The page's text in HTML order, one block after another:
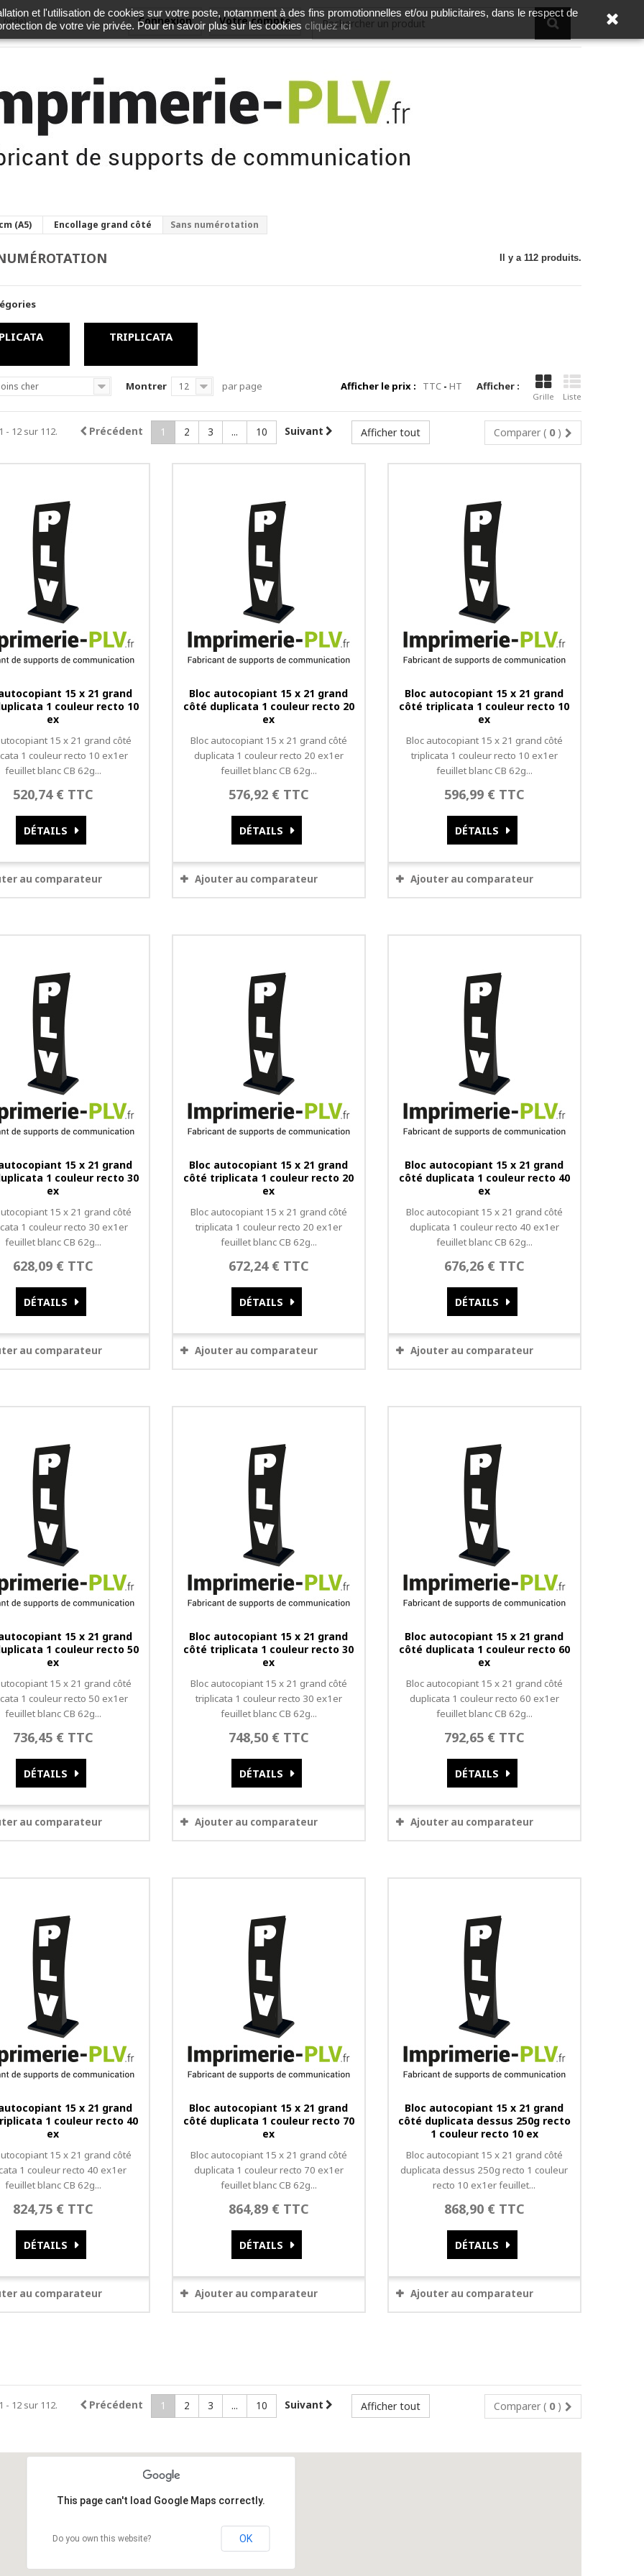
Votre compte
Connexion
(vide)
(A5) Encollage grand côté Sans numérotation
Il y a 112 produits.
TRIPLICATA
Afficher :
Grille Liste
cher Afficher le prix : TTC - HT
Montrer 12 par page
Comparer ( 0 )
Afficher tout
Précédent 1 2 3 ... 10 Suivant
- 12 sur 112.
15 x 21 grand
1 couleur recto 10
ex
15 x 21 grand côté
1 couleur recto 10 ex1er
feuillet blanc CB 62g...
520,74 € TTC
DÉTAILS
au comparateur
Bloc autocopiant 15 x 21 grand
côté duplicata 1 couleur recto 20
ex
Bloc autocopiant 15 x 21 grand côté
duplicata 1 couleur recto 20 ex1er
feuillet blanc CB 62g...
576,92 € TTC
DÉTAILS
Ajouter au comparateur
Bloc autocopiant 15 x 21 grand
côté triplicata 1 couleur recto 10
ex
Bloc autocopiant 15 x 21 grand côté
triplicata 1 couleur recto 10 ex1er
feuillet blanc CB 62g...
596,99 € TTC
DÉTAILS
Ajouter au comparateur
15 x 21 grand
1 couleur recto 30
ex
15 x 21 grand côté
1 couleur recto 30 ex1er
feuillet blanc CB 62g...
628,09 € TTC
DÉTAILS
au comparateur
Bloc autocopiant 15 x 21 grand
côté triplicata 1 couleur recto 20
ex
Bloc autocopiant 15 x 21 grand côté
triplicata 1 couleur recto 20 ex1er
feuillet blanc CB 62g...
672,24 € TTC
DÉTAILS
Ajouter au comparateur
Bloc autocopiant 15 x 21 grand
côté duplicata 1 couleur recto 40
ex
Bloc autocopiant 15 x 21 grand côté
duplicata 1 couleur recto 40 ex1er
feuillet blanc CB 62g...
676,26 € TTC
DÉTAILS
Ajouter au comparateur
15 x 21 grand
1 couleur recto 50
ex
15 x 21 grand côté
1 couleur recto 50 ex1er
feuillet blanc CB 62g...
736,45 € TTC
DÉTAILS
au comparateur
Bloc autocopiant 15 x 21 grand
côté triplicata 1 couleur recto 30
ex
Bloc autocopiant 15 x 21 grand côté
triplicata 1 couleur recto 30 ex1er
feuillet blanc CB 62g...
748,50 € TTC
DÉTAILS
Ajouter au comparateur
Bloc autocopiant 15 x 21 grand
côté duplicata 1 couleur recto 60
ex
Bloc autocopiant 15 x 21 grand côté
duplicata 1 couleur recto 60 ex1er
feuillet blanc CB 62g...
792,65 € TTC
DÉTAILS
Ajouter au comparateur
15 x 21 grand
1 couleur recto 40
ex
15 x 21 grand côté
1 couleur recto 40 ex1er
feuillet blanc CB 62g...
824,75 € TTC
DÉTAILS
au comparateur
Bloc autocopiant 15 x 21 grand
côté duplicata 1 couleur recto 70
ex
Bloc autocopiant 15 x 21 grand côté
duplicata 1 couleur recto 70 ex1er
feuillet blanc CB 62g...
864,89 € TTC
DÉTAILS
Ajouter au comparateur
Bloc autocopiant 15 x 21 grand
côté duplicata dessus 250g recto
1 couleur recto 10 ex
Bloc autocopiant 15 x 21 grand côté
duplicata dessus 250g recto 1 couleur
recto 10 ex1er feuillet...
868,90 € TTC
DÉTAILS
Ajouter au comparateur
Comparer ( 0 )
Afficher tout
Précédent 1 2 3 ... 10 Suivant
- 12 sur 112.
This page can't load Google Maps correctly.
Do you own this website? OK
et l'utilisation de cookies sur votre poste, notamment à des fins promotionnelles et/ou publicitaires, dans le respect de
de votre vie privée. Pour en savoir plus sur les cookies cliquez ici